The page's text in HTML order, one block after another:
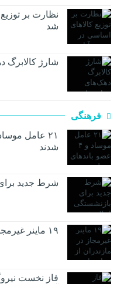
نظارت بر
شد
شارژ کالابرگ
فرهنگی
شدند
شرط جدید
۱۹ ماینر غیرمجاز در مازندران از مدار خارج شد